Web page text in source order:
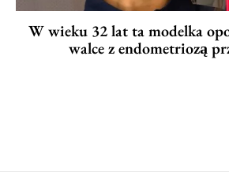
W wieku 32 lat ta modelka
walce z endometriozą